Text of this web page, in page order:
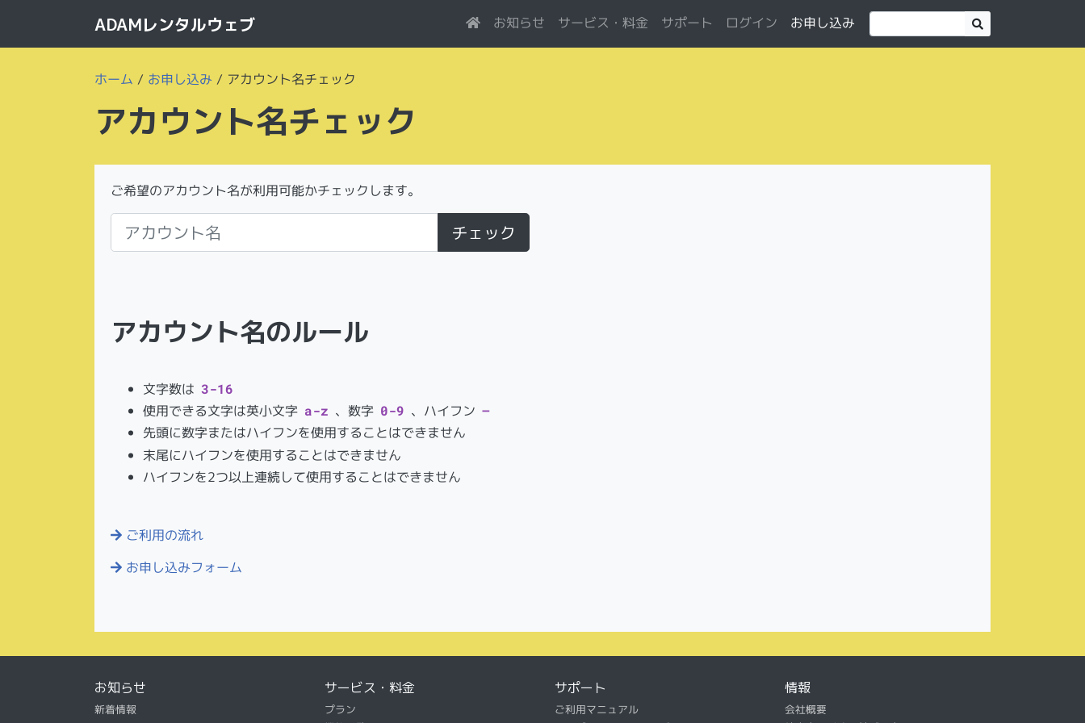
ADAMレンタルウェブ お知らせ サービス・料金 サポート ログイン お申し込み
ホーム / お申し込み / アカウント名チェック
アカウント名チェック
ご希望のアカウント名が利用可能かチェックします。
チェック
アカウント名のルール
文字数は 3-16
使用できる文字は英小文字 a-z 、数字 0-9 、ハイフン –
先頭に数字またはハイフンを使用することはできません
末尾にハイフンを使用することはできません
ハイフンを2つ以上連続して使用することはできません
ご利用の流れ
お申し込みフォーム
お知らせ
新着情報
サービス・料金
プラン
サポート
ご利用マニュアル
情報
会社概要